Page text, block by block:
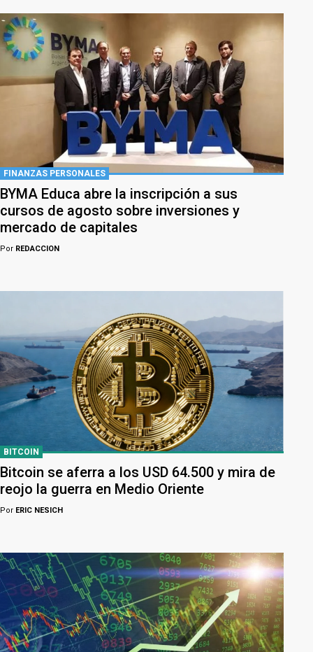
FINANZAS PERSONALES
BYMA Educa abre la inscripción a sus
cursos de agosto sobre inversiones y
mercado de capitales
Por REDACCION
BITCOIN
Bitcoin se aferra a los USD 64.500 y mira de
reojo la guerra en Medio Oriente
Por ERIC NESICH